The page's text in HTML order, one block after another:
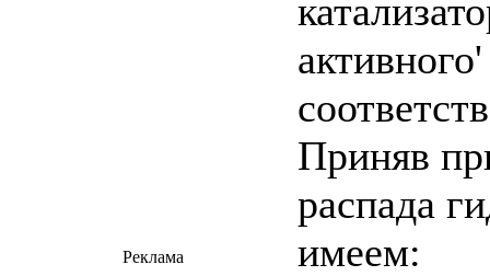
Приняв
распада
имеем:
Реклама